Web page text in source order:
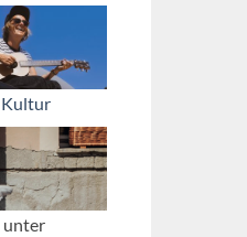
Kultur
unter